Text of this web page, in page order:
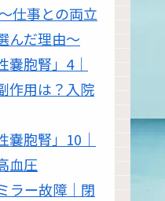
仕事との両立
んだ理由〜
嚢胞腎」4｜
作用は？入院
嚢胞腎」10｜
血圧
ラー故障｜閉